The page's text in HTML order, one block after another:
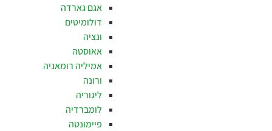
אגם גארדה
דולומיטים
ונציה
אאוסטה
אמיליה רומאניה
ורונה
ליגוריה
לומברדיה
פיימונטה